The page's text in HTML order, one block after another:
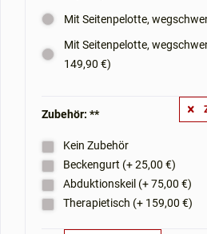
Mit Seitenpelotte,
Mit Seitenpelotte,
149,90 €)
Zubehör: **
Kein Zubehör
Beckengurt (+ 25,00 €)
Abduktionskeil (+ 75,00 €)
Therapietisch (+ 159,00 €)